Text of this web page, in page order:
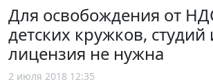
Для освобождения от
детских кружков, студий
лицензия не нужна
2 июля 2018 12:35